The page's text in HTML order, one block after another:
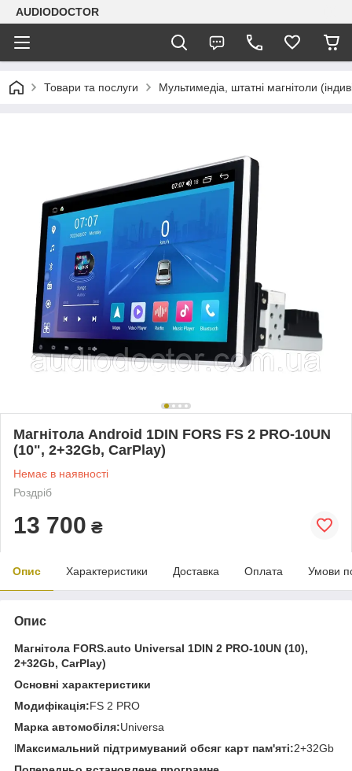
AUDIODOCTOR
Товари та послуги Мультимедіа, штатні магнітоли
Магнітола Android 1DIN FORS FS 2 PRO-10UN
(10", 2+32Gb, CarPlay)
Немає в наявності
Роздріб
13 700 ₴
Опис Характеристики Доставка Оплата Умови
Опис
Магнітола FORS.auto Universal 1DIN 2 PRO-10UN (10),
2+32Gb, CarPlay)
Основні характеристики
Модифікація:FS 2 PRO
Марка автомобіля:Universa
lМаксимальний підтримуваний обсяг карт пам'яті:2+32Gb